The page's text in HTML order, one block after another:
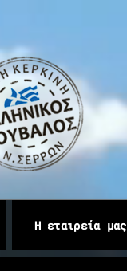
Η εταιρεία μας